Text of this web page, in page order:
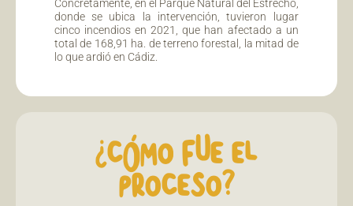
Concretamente, en el Parque Natural del Estrecho,
donde se ubica la intervención, tuvieron lugar
cinco incendios en 2021, que han afectado a un
total de 168,91 ha. de terreno forestal, la mitad de
lo que ardió en Cádiz.
¿CÓMO FUE EL
PROCESO?